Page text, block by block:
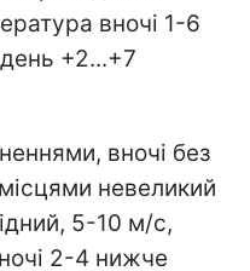
вночі 1-6
+2...+7
вночі без
невеликий
5-10 м/с,
2-4 нижче